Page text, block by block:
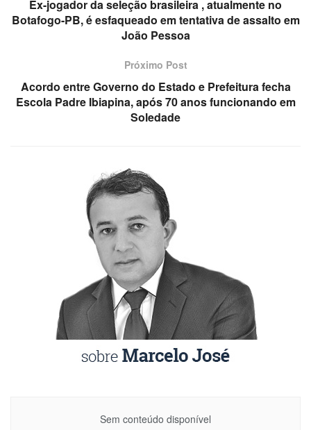
Ex-jogador da seleção brasileira , atualmente no
Botafogo-PB, é esfaqueado em tentativa de assalto em
João Pessoa
Próximo Post
Acordo entre Governo do Estado e Prefeitura fecha
Escola Padre Ibiapina, após 70 anos funcionando em
Soledade
Sem conteúdo disponível